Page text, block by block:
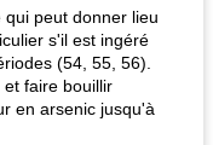
peut donner lieu
s'il est ingéré
(54, 55, 56).
faire bouillir
en arsenic jusqu'à